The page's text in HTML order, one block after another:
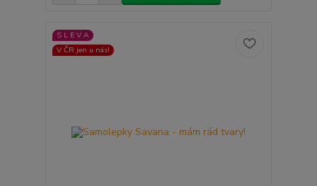
S L E V A
V ČR jen u nás!